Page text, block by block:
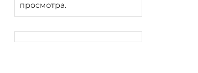
просмотра.